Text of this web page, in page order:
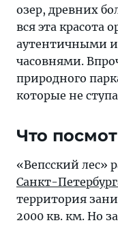
озер, древних
вся эта красота
аутентичными
часовнями.
природного
которые не
Что
«Вепсский лес»
Санкт-
территория
2000 кв. км. Но